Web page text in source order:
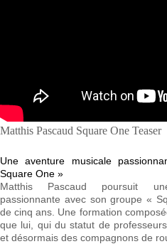
Matthis Pascaud Square One Teaser
Une aventure musicale
Square One »
Matthis Pascaud poursuit
passionnante avec son groupe «
de cinq ans. Une formation
que lui, qui du statut de
et désormais des compagnons de